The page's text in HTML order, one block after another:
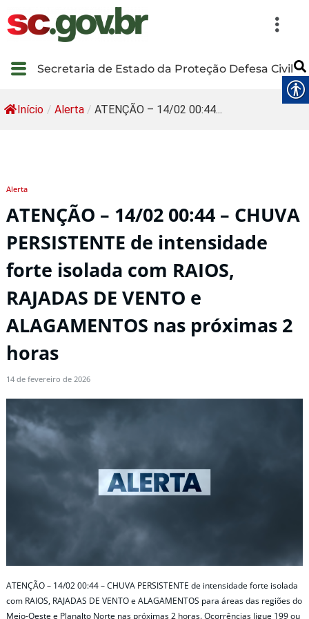
Secretaria de Estado da Proteção Defesa Civil
Início / Alerta / ATENÇÃO – 14/02 00:44...
Alerta
ATENÇÃO – 14/02 00:44 – CHUVA
PERSISTENTE de intensidade
forte isolada com RAIOS,
RAJADAS DE VENTO e
ALAGAMENTOS nas próximas 2
horas
14 de fevereiro de 2026
ATENÇÃO – 14/02 00:44 – CHUVA PERSISTENTE de intensidade forte isolada
com RAIOS, RAJADAS DE VENTO e ALAGAMENTOS para áreas das regiões do
Meio-Oeste e Planalto Norte nas próximas 2 horas. Ocorrências ligue 199 ou